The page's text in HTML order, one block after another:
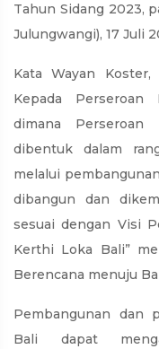
Tahun Sidang 2023,
Julungwangi), 17 Juli
Kata Wayan
Kepada Perseroan
dimana Perseroan
dibentuk dalam
melalui
dibangun dan
sesuai dengan Visi
Kerthi Loka Bali”
Berencana menuju
Pembangunan dan
Bali dapat